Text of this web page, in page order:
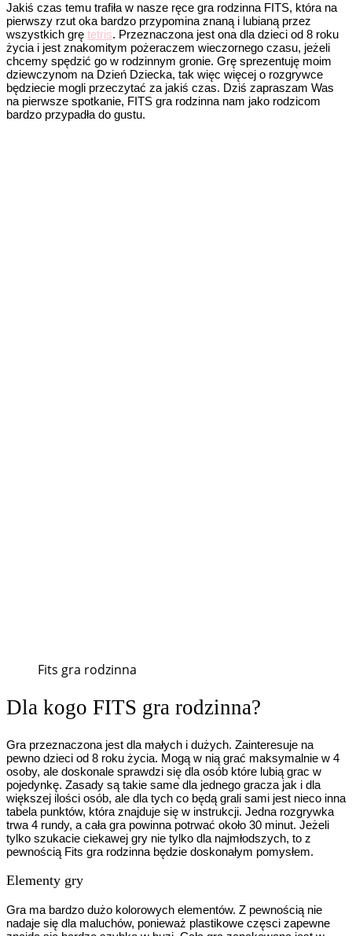
Jakiś czas temu trafiła w nasze ręce gra rodzinna FITS, która na
pierwszy rzut oka bardzo przypomina znaną i lubianą przez
wszystkich grę tetris. Przeznaczona jest ona dla dzieci od 8 roku
życia i jest znakomitym pożeraczem wieczornego czasu, jeżeli
chcemy spędzić go w rodzinnym gronie. Grę sprezentuję moim
dziewczynom na Dzień Dziecka, tak więc więcej o rozgrywce
będziecie mogli przeczytać za jakiś czas. Dziś zapraszam Was
na pierwsze spotkanie, FITS gra rodzinna nam jako rodzicom
bardzo przypadła do gustu.
Fits gra rodzinna
Dla kogo FITS gra rodzinna?
Gra przeznaczona jest dla małych i dużych. Zainteresuje na
pewno dzieci od 8 roku życia. Mogą w nią grać maksymalnie w 4
osoby, ale doskonale sprawdzi się dla osób które lubią grac w
pojedynkę. Zasady są takie same dla jednego gracza jak i dla
większej ilości osób, ale dla tych co będą grali sami jest nieco inna
tabela punktów, która znajduje się w instrukcji. Jedna rozgrywka
trwa 4 rundy, a cała gra powinna potrwać około 30 minut. Jeżeli
tylko szukacie ciekawej gry nie tylko dla najmłodszych, to z
pewnością Fits gra rodzinna będzie doskonałym pomysłem.
Elementy gry
Gra ma bardzo dużo kolorowych elementów. Z pewnością nie
nadaje się dla maluchów, ponieważ plastikowe częsci zapewne